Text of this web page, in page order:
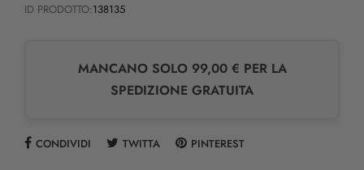
ID PRODOTTO:138135
MANCANO SOLO 99,00 € PER LA
SPEDIZIONE GRATUITA
CONDIVIDI TWITTA PINTEREST